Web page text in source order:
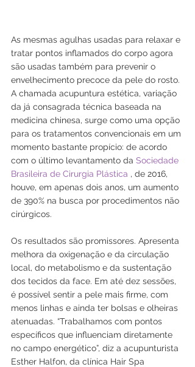
As mesmas agulhas usadas para relaxar e
tratar pontos inflamados do corpo agora
são usadas também para prevenir o
envelhecimento precoce da pele do rosto.
A chamada acupuntura estética, variação
da já consagrada técnica baseada na
medicina chinesa, surge como uma opção
para os tratamentos convencionais em um
momento bastante propício: de acordo
com o último levantamento da Sociedade
Brasileira de Cirurgia Plástica , de 2016,
houve, em apenas dois anos, um aumento
de 390% na busca por procedimentos não
cirúrgicos.
Os resultados são promissores. Apresenta
melhora da oxigenação e da circulação
local, do metabolismo e da sustentação
dos tecidos da face. Em até dez sessões,
é possível sentir a pele mais firme, com
menos linhas e ainda ter bolsas e olheiras
atenuadas. “Trabalhamos com pontos
específicos que influenciam diretamente
no campo energético”, diz a acupunturista
Esther Halfon, da clínica Hair Spa